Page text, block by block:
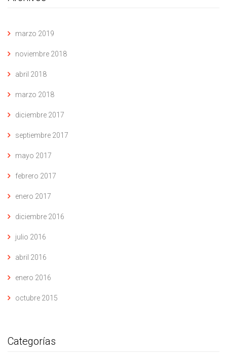
marzo 2019
noviembre 2018
abril 2018
marzo 2018
diciembre 2017
septiembre 2017
mayo 2017
febrero 2017
enero 2017
diciembre 2016
julio 2016
abril 2016
enero 2016
octubre 2015
Categorías